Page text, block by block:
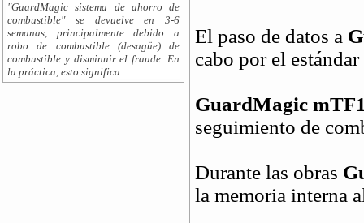
"GuardMagic sistema de ahorro de
combustible" se devuelve en 3-6
semanas, principalmente debido a
robo de combustible (desagüe) de
combustible y disminuir el fraude. En
la práctica, esto significa ...
El paso de datos a
cabo por el
GuardMagic
seguimiento de
Durante las obras
la memoria interna